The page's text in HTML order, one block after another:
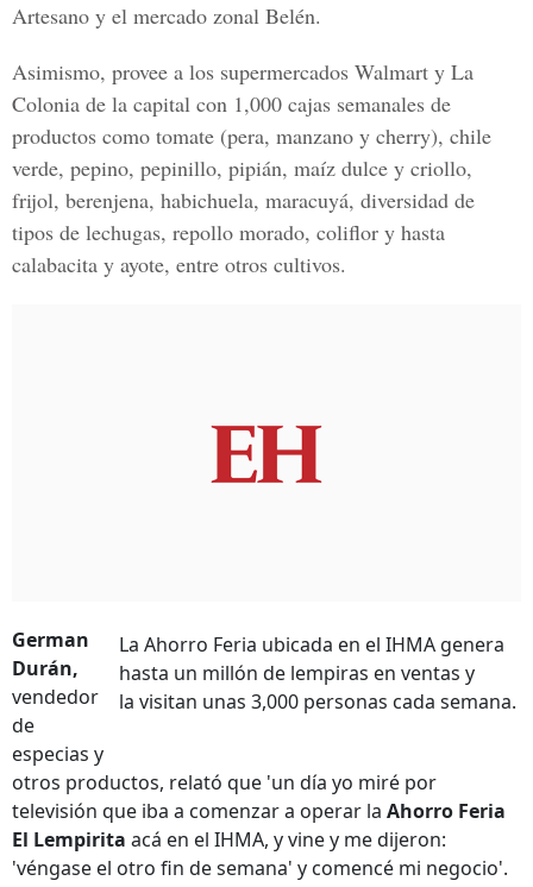
Artesano y el mercado zonal Belén.
Asimismo, provee a los supermercados Walmart y La
Colonia de la capital con 1,000 cajas semanales de
productos como tomate (pera, manzano y cherry), chile
verde, pepino, pepinillo, pipián, maíz dulce y criollo,
frijol, berenjena, habichuela, maracuyá, diversidad de
tipos de lechugas, repollo morado, coliflor y hasta
calabacita y ayote, entre otros cultivos.
La Ahorro Feria ubicada en el IHMA genera
hasta un millón de lempiras en ventas y
la visitan unas 3,000 personas cada semana.
German
Durán,
vendedor
de
especias y
otros productos, relató que 'un día yo miré por
televisión que iba a comenzar a operar la Ahorro Feria
El Lempirita acá en el IHMA, y vine y me dijeron:
'véngase el otro fin de semana' y comencé mi negocio'.